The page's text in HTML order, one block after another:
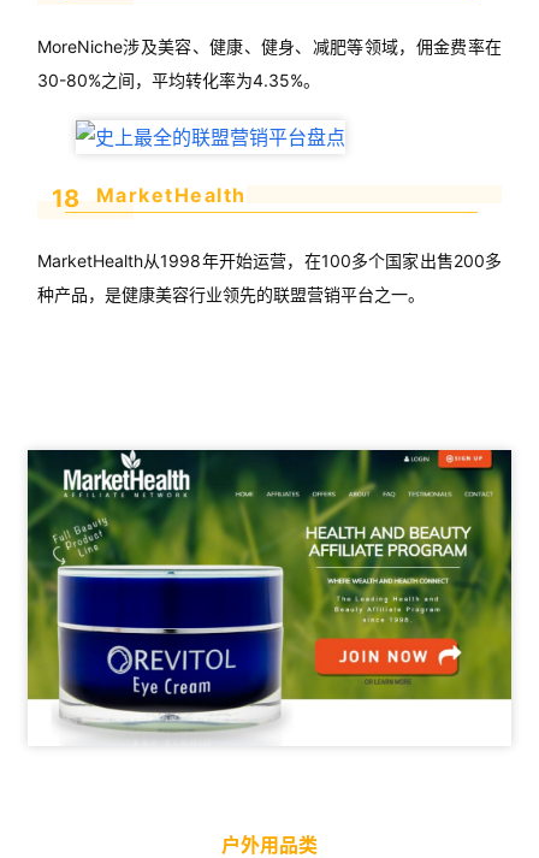
MoreNiche涉及美容、健康、健身、减肥等领域，佣金费率在
30-80%之间，平均转化率为4.35%。
18 MarketHealth
MarketHealth从1998年开始运营，在100多个国家出售200多
种产品，是健康美容行业领先的联盟营销平台之一。
户外用品类